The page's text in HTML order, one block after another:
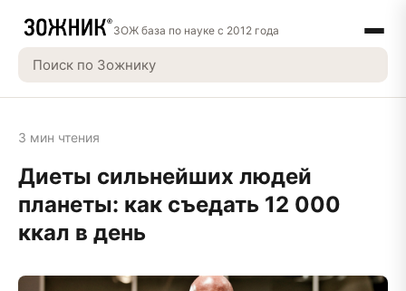
ЗОЖ база по науке с 2012 года
3 мин чтения
Диеты сильнейших людей
планеты: как съедать 12 000
ккал в день